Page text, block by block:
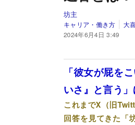
坊主
キャリア・働き方
大
2024年6月4日 3:49
「彼女が屁を
いさ』と言う
これまでX（旧
回答を見てきた「